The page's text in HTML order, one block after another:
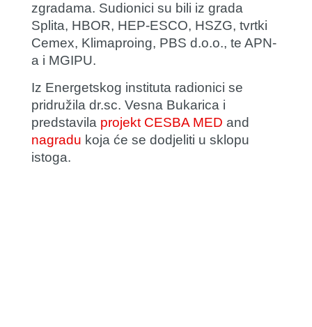
zgradama. Sudionici su bili iz grada
Splita, HBOR, HEP-ESCO, HSZG, tvrtki
Cemex, Klimaproing, PBS d.o.o., te APN-
a i MGIPU.
Iz Energetskog instituta radionici se
pridružila dr.sc. Vesna Bukarica i
predstavila projekt CESBA MED and
nagradu koja će se dodjeliti u sklopu
istoga.